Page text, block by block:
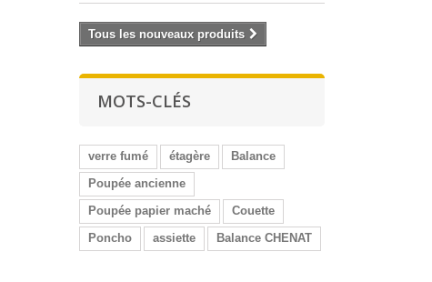
Tous les nouveaux produits
MOTS-CLÉS
verre fumé étagère
Balance
Poupée ancienne
Poupée papier maché
Couette
Poncho
assiette Balance CHENAT